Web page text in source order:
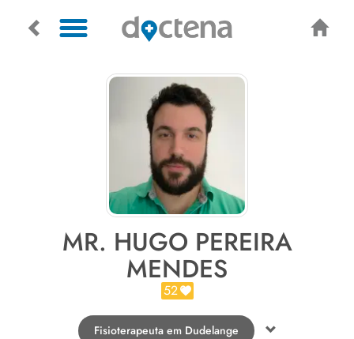
MR. HUGO PEREIRA
MENDES
52
Fisioterapeuta em Dudelange